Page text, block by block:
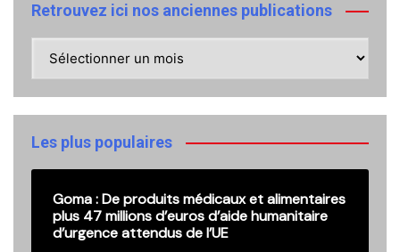
Retrouvez ici nos anciennes publications
anciennes
publications
Les plus populaires
Goma : De produits médicaux et alimentaires
plus 47 millions d’euros d’aide humanitaire
d’urgence attendus de l’UE